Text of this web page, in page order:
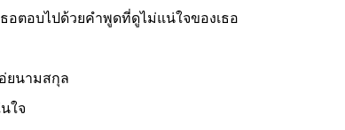
อตอบไปด้วยคำพูดที่ดูไม่แน่ใจของเธอ
ยนามสกุล
ใจ